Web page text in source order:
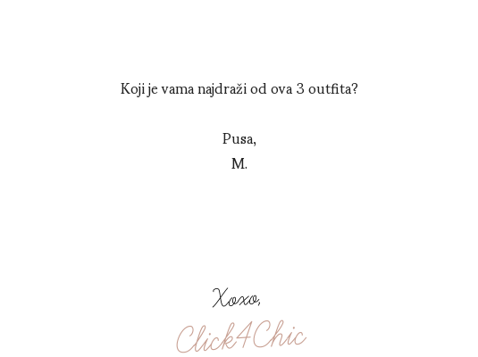
Koji je vama najdraži od ova 3 outfita?
Pusa,
M.
Xoxo,
Click4Chic